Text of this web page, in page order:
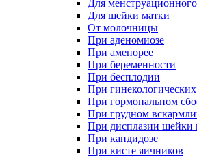
Для
Для шейки матки
От молочницы
При аденомиозе
При аменорее
При беременности
При бесплодии
При
При гормональном
При грудном
При дисплазии шейки
При кандидозе
При кисте яичников